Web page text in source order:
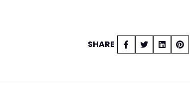
SHARE